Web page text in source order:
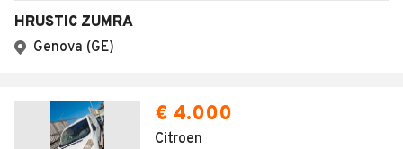
HRUSTIC ZUMRA
Genova (GE)
€ 4.000
Citroen